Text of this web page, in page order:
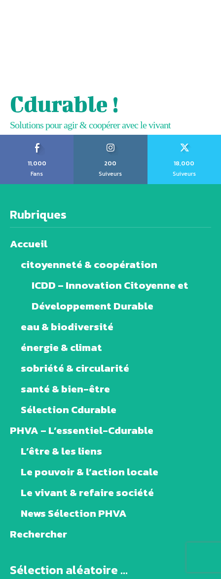
Cdurable !
Solutions pour agir & coopérer avec le vivant
11,000
Fans
200
Suiveurs
18,000
Suiveurs
Rubriques
Accueil
citoyenneté & coopération
ICDD – Innovation Citoyenne et
Développement Durable
eau & biodiversité
énergie & climat
sobriété & circularité
santé & bien-être
Sélection Cdurable
PHVA – L’essentiel-Cdurable
L’être & les liens
Le pouvoir & l’action locale
Le vivant & refaire société
News Sélection PHVA
Rechercher
Sélection aléatoire ...